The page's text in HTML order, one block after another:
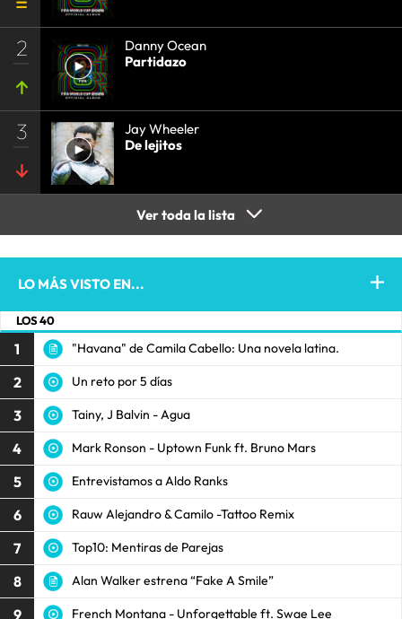
2
Danny Ocean
Partidazo
3
Jay Wheeler
De lejitos
Ver toda la lista
LO MÁS VISTO EN...
LOS 40
1 "Havana" de Camila Cabello: Una novela latina.
2 Un reto por 5 días
3 Tainy, J Balvin - Agua
4 Mark Ronson - Uptown Funk ft. Bruno Mars
5 Entrevistamos a Aldo Ranks
6 Rauw Alejandro & Camilo -Tattoo Remix
7 Top10: Mentiras de Parejas
8 Alan Walker estrena “Fake A Smile”
9 French Montana - Unforgettable ft. Swae Lee